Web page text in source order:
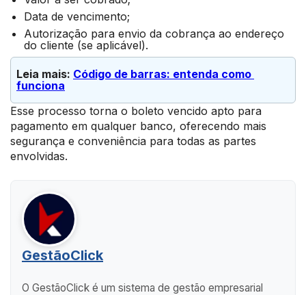
Data de vencimento;
Autorização para envio da cobrança ao endereço
do cliente (se aplicável).
Leia mais: Código de barras: entenda como
funciona
Esse processo torna o boleto vencido apto para
pagamento em qualquer banco, oferecendo mais
segurança e conveniência para todas as partes
envolvidas.
GestãoClick
O GestãoClick é um sistema de gestão empresarial